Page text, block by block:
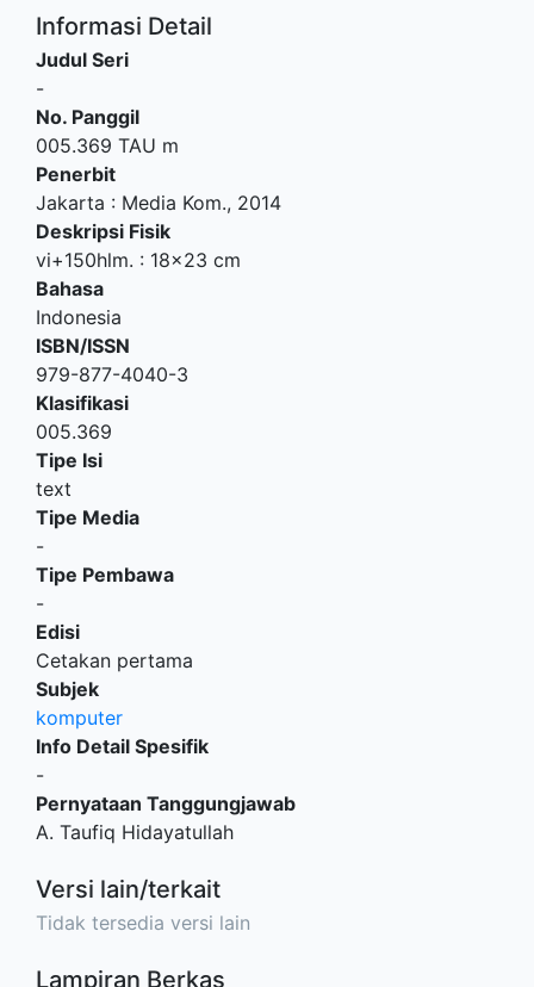
Informasi Detail
Judul Seri
-
No. Panggil
005.369 TAU m
Penerbit
Jakarta : Media Kom., 2014
Deskripsi Fisik
vi+150hlm. : 18x23 cm
Bahasa
Indonesia
ISBN/ISSN
979-877-4040-3
Klasifikasi
005.369
Tipe Isi
text
Tipe Media
-
Tipe Pembawa
-
Edisi
Cetakan pertama
Subjek
komputer
Info Detail Spesifik
-
Pernyataan Tanggungjawab
A. Taufiq Hidayatullah
Versi lain/terkait
Tidak tersedia versi lain
Lampiran Berkas